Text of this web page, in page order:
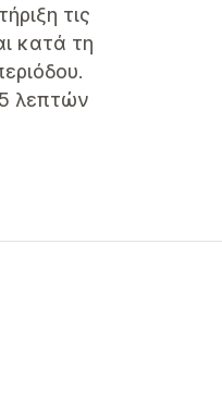
τις
κατά τη
λεπτών